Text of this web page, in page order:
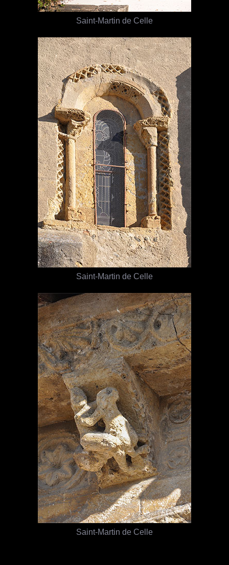
Saint-Martin de Celle
Saint-Martin de Celle
Saint-Martin de Celle